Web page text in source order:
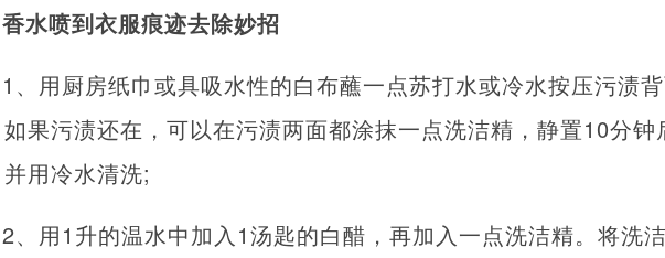
香水喷到衣服痕迹去除妙招
1、用厨房纸巾或具吸水性的白布蘸一点苏打水或冷水按压污渍
果污渍还在，可以在污渍两面都涂抹一点洗洁精，静置10分
用冷水清洗;
2、用1升的温水中加入1汤匙的白醋，再加入一点洗洁精。将洗